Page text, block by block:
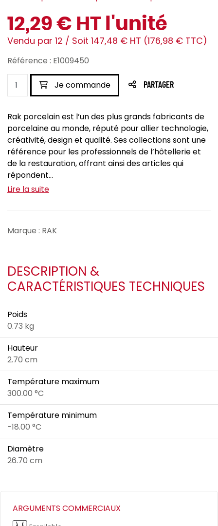
12,29 € HT l'unité
Vendu par 12 / Soit 147,48 € HT (176,98 € TTC)
Référence : E1009450
Je commande PARTAGER
Rak porcelain est l’un des plus grands fabricants de
porcelaine au monde, réputé pour allier technologie,
créativité, design et qualité. Ses collections sont une
référence pour les professionnels de l’hôtellerie et
de la restauration, offrant ainsi des articles qui
répondent...
Lire la suite
Marque : RAK
DESCRIPTION &
CARACTÉRISTIQUES TECHNIQUES
Poids
0.73 kg
Hauteur
2.70 cm
Température maximum
300.00 °C
Température minimum
-18.00 °C
Diamètre
26.70 cm
ARGUMENTS COMMERCIAUX